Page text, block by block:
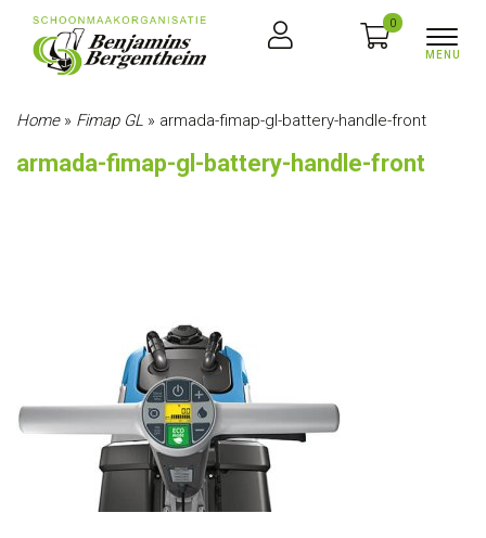
0
Home» Fimap GL » armada-fimap-gl-battery-handle-front
armada-fimap-gl-battery-handle-front